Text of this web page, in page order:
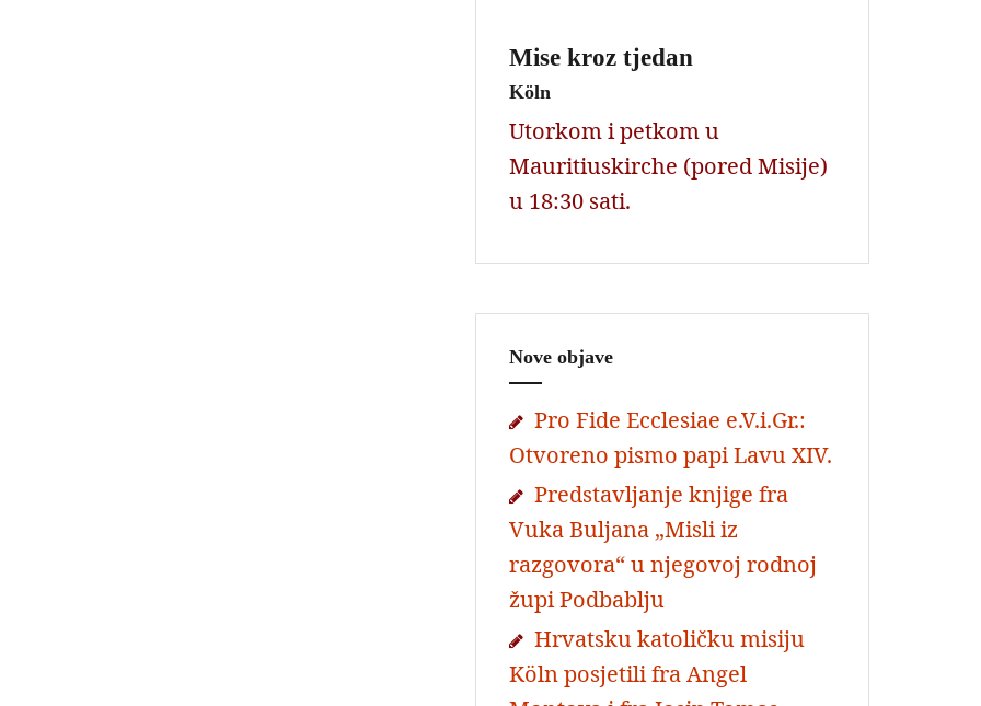
Mise kroz tjedan
Köln
Utorkom i petkom u
Mauritiuskirche (pored Misije)
u 18:30 sati.
Nove objave
Pro Fide Ecclesiae e.V.i.Gr.:
Otvoreno pismo papi Lavu XIV.
Predstavljanje knjige fra
Vuka Buljana „Misli iz
razgovora“ u njegovoj rodnoj
župi Podbablju
Hrvatsku katoličku misiju
Köln posjetili fra Angel